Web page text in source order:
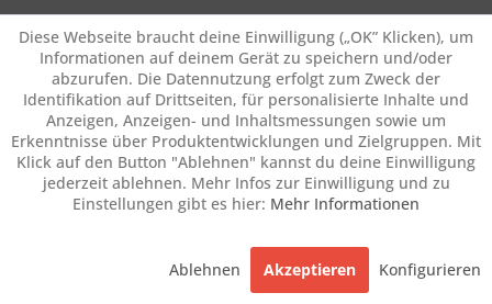
Diese Webseite braucht deine Einwilligung („OK” Klicken), um
Informationen auf deinem Gerät zu speichern und/oder
abzurufen. Die Datennutzung erfolgt zum Zweck der
Identifikation auf Drittseiten, für personalisierte Inhalte und
Anzeigen, Anzeigen- und Inhaltsmessungen sowie um
Erkenntnisse über Produktentwicklungen und Zielgruppen. Mit
Klick auf den Button "Ablehnen" kannst du deine Einwilligung
jederzeit ablehnen. Mehr Infos zur Einwilligung und zu
Einstellungen gibt es hier: Mehr Informationen
Ablehnen Akzeptieren Konfigurieren